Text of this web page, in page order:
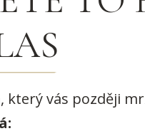
vás později